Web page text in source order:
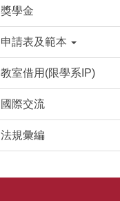
獎學金
申請表及範本
教室借用(限學系IP)
國際交流
法規彙編